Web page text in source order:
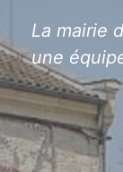
La mairie
une